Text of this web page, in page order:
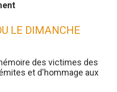
LE DIMANCHE
des victimes des
et d'hommage aux